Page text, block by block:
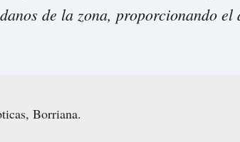
de la zona, proporcionando el
Borriana.